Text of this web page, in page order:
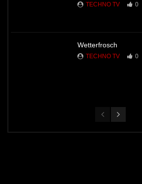
TECHNO TV 0
Wetterfrosch
TECHNO TV 0